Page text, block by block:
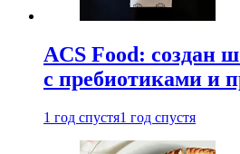
ACS Food: создан
с пребиотиками и
1 год спустя1 год спустя